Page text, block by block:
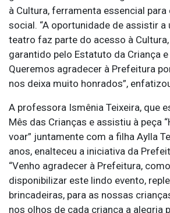
à Cultura, ferramenta essencial
social. “A oportunidade de assistir a
teatro faz parte do acesso à
garantido pelo Estatuto da Criança
Queremos agradecer à Prefeitura
nos deixa muito honrados”,
A professora Ismênia Teixeira, que
Mês das Crianças e assistiu à peça
voar” juntamente com a filha Aylla
anos, enalteceu a iniciativa da
“Venho agradecer à Prefeitura,
disponibilizar este lindo evento,
brincadeiras, para as nossas
nos olhos de cada criança a alegria